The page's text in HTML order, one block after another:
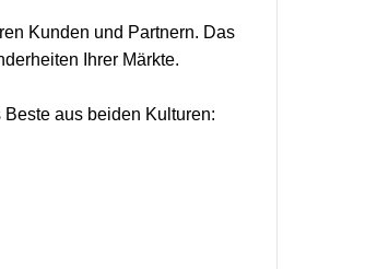
Kunden und Partnern. Das
Ihrer Märkte.
aus beiden Kulturen: